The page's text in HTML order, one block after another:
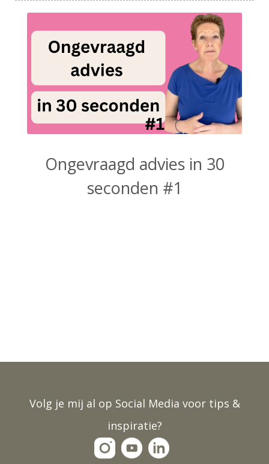
Ongevraagd advies in 30
seconden #1
Volg je mij al op Social Media voor tips &
inspiratie?